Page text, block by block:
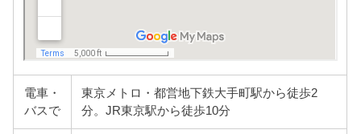
電車・
バスで
東京メトロ・都営地下鉄大手町駅から徒歩2
分。JR東京駅から徒歩10分